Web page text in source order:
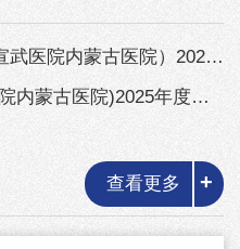
上一条：关于赤峰市医院（宣武医院内蒙古医院）2025年度第三批次面向社会公...
下一条：赤峰市医院(宣武医院内蒙古医院)2025年度面向社会公开招聘护理及...
查看更多 +